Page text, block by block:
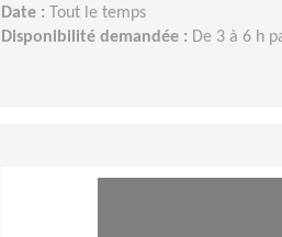
Date :
Tout le temps
Disponibilité demandée : De 3 à 6 h